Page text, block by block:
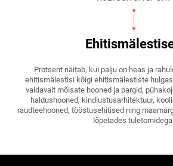
Protsent näitab, kui palju on heas ja
ehitismälestisi kõigi ehitismälestiste
valdavalt mõisate hooned ja pargid,
haldushooned, kindlustusarhitektuur,
raudteehooned, tööstusehitised ning
lõpetades tuletornidega.